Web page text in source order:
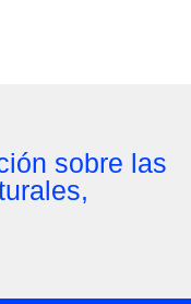
sobre las